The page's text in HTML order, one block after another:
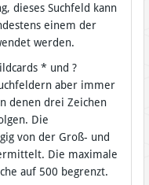
dieses Suchfeld kann
einem der
werden.
* und ?
aber immer
denen drei Zeichen
Die
von der Groß- und
Die maximale
auf 500 begrenzt.